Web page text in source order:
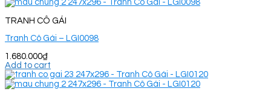
TRANH CÔ GÁI
Tranh Cô Gái – LGI0098
1.680.000₫
Add to cart